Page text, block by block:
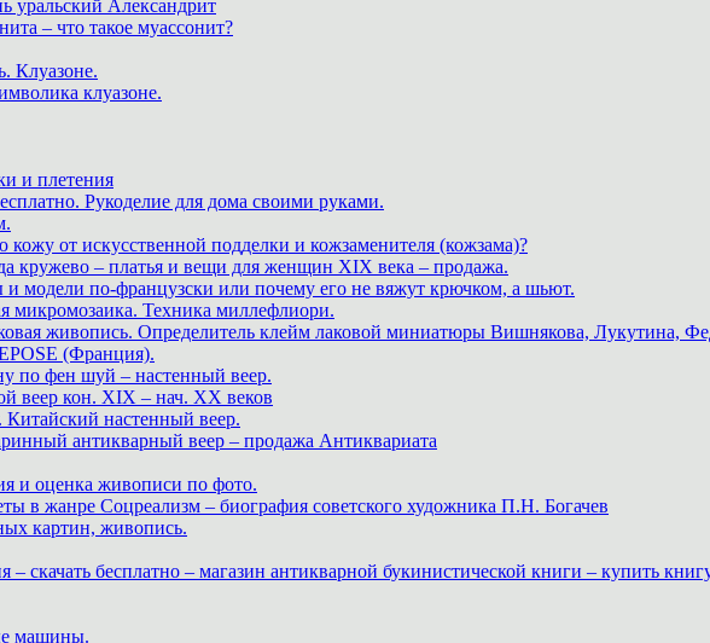
уральский Александрит
– что такое муассонит?
Клуазоне.
клуазоне.
и плетения
Рукоделие для дома своими руками.
кожу от искусственной подделки и кожзаменителя (кожзама)?
кружево – платья и вещи для женщин XIX века – продажа.
модели по-французски или почему его не вяжут крючком, а шьют.
микромозаика. Техника миллефлиори.
живопись. Определитель клейм лаковой миниатюры Вишнякова, Лукутина,
(Франция).
по фен шуй – настенный веер.
веер кон. XIX – нач. XX веков
Китайский настенный веер.
антикварный веер – продажа Антиквариата
и оценка живописи по фото.
в жанре Соцреализм – биография советского художника П.Н. Богачев
картин, живопись.
скачать бесплатно – магазин антикварной букинистической книги – купить
машины.